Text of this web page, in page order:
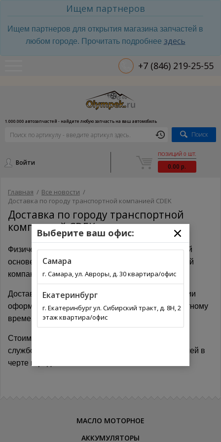
Ищем партнеров
Ищем партнеров для открытия магазина запчастей в
любом городе. Прочитать подробнее здесь
+7 (846) 219-25-55
1.000.000 автозапчастей - найдите любую запчасть на ваш автомобиль
Поиск
Войти
ПОЗИЦИЙ 0 ШТ.
0.00 р.
Главная / Все новости /
Доставка по городу транспортной компанией CDEK
Доставка по городу транспортной
компанией CDEK
Физическим лицам мы предоставляем на платной
основе доставку до двери клиента логистрической
компании CDEK.
Доставка осуществляется день в день при условии
оформления заявки на доставку до 12.00 по местному
времени.
Стоимость доставки расчитывается курьерской
службой и варьируется в пределах 250 - 300 рублей в
черте города
МАСЛО МОТОРНОЕ
АККУМУЛЯТОРЫ
Выберите ваш офис:
Самара
г. Самара, ул. Авроры, д. 30 квартира/офис
Екатеринбург
г. Екатеринбург ул. Сибирский тракт, д. 8Н, 2
этаж квартира/офис